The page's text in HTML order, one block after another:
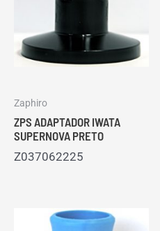
Zaphiro
ZPS ADAPTADOR IWATA
SUPERNOVA PRETO
Z037062225